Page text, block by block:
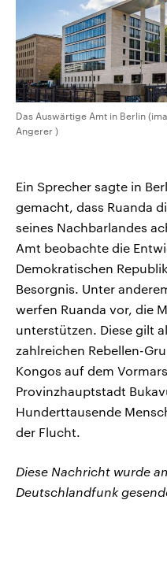
Das Auswärtige Amt in Berlin
Angerer )
Ein Sprecher sagte in
gemacht, dass Ruanda
seines Nachbarlandes
Amt beobachte die
Demokratischen
Besorgnis. Unter
werfen Ruanda vor, die
unterstützen. Diese gilt
zahlreichen Rebellen-
Kongos auf dem
Provinzhauptstadt
Hunderttausende
der Flucht.
Diese Nachricht wurde
Deutschlandfunk